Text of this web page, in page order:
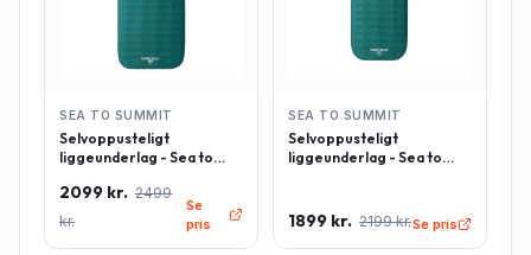
SEA TO SUMMIT
Selvoppusteligt
liggeunderlag - Sea to
Rektangulær - Large -
Grøn
2099 kr. 2499
kr.
Se
pris
SEA TO SUMMIT
Selvoppusteligt
liggeunderlag - Sea to
Grøn
1899 kr. 2199 kr.Se pris